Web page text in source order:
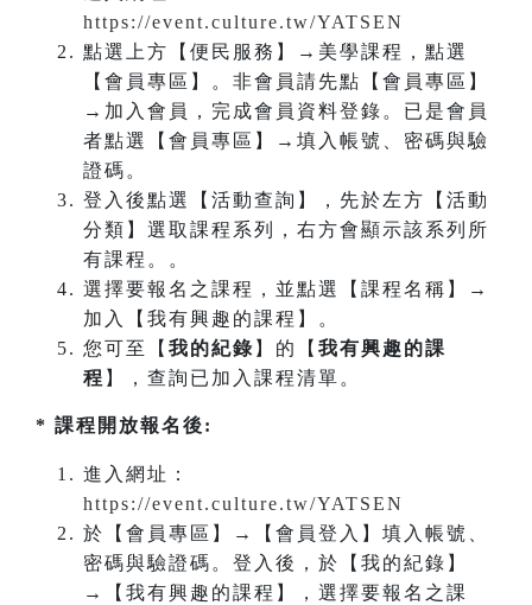
https://event.culture.tw/YATSEN
點選上方【便民服務】→美學課程，點選
【會員專區】。非會員請先點【會員專區】
→加入會員，完成會員資料登錄。已是會員
者點選【會員專區】→填入帳號、密碼與驗
證碼。
登入後點選【活動查詢】，先於左方【活動
分類】選取課程系列，右方會顯示該系列所
有課程。。
選擇要報名之課程，並點選【課程名稱】→
加入【我有興趣的課程】。
您可至【 我的紀錄 】的【 我有興趣的課
程 】，查詢已加入課程清單。
* 課程開放報名後:
進入網址：
https://event.culture.tw/YATSEN
於【會員專區】→【會員登入】填入帳號、
密碼與驗證碼。登入後，於【我的紀錄】
→【我有興趣的課程】，選擇要報名之課